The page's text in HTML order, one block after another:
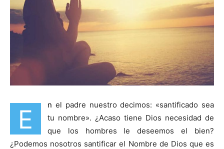
E n el padre nuestro decimos: «santificado sea
tu nombre». ¿Acaso tiene Dios necesidad de
que los hombres le deseemos el bien?
¿Podemos nosotros santificar el Nombre de Dios que es